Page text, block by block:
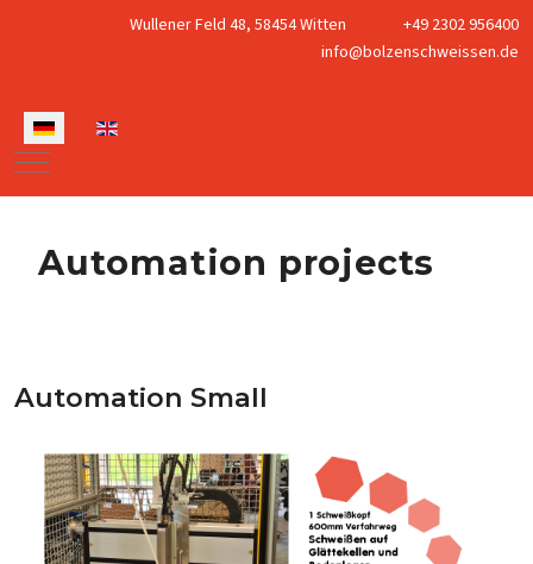
Wullener Feld 48, 58454 Witten
+49 2302 956400
info@bolzenschweissen.de
Sprache auswählen
Mobile Menu Toggle
Automation projects
Automation Small